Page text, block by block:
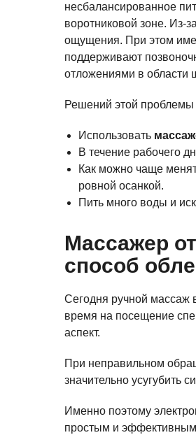
несбалансированное
воротниковой зоне. Из-
ощущения. При этом
поддерживают
отложениями в области
Решений этой проблемы
Использовать
В течение рабочего
Как можно чаще
ровной осанкой.
Пить много воды и
Массажер
способ
Сегодня ручной массаж
время на посещение
аспект.
При неправильном
значительно усугубить
Именно поэтому
простым и